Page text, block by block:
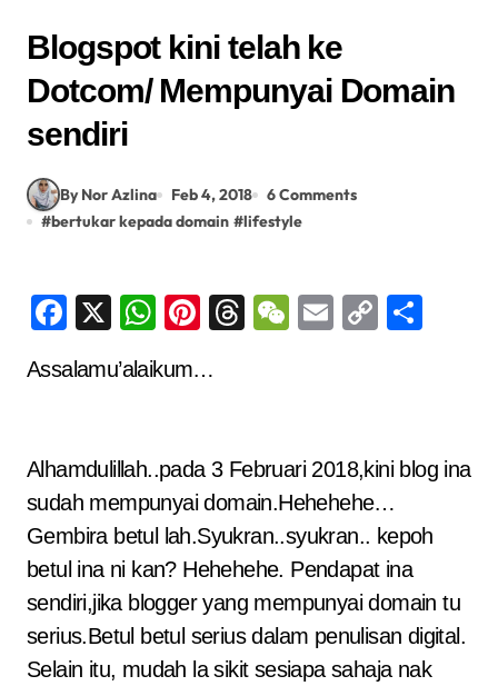
Blogspot kini telah ke
Dotcom/ Mempunyai Domain
sendiri
By Nor Azlina Feb 4, 2018
6 Comments
#bertukar kepada domain #lifestyle
Facebook
X WhatsApp
Pinterest
Threads
WeChat
EmailCopy
Assalamu’alaikum…
Alhamdulillah..pada 3 Februari 2018,kini blog ina
sudah mempunyai domain.Hehehehe…
Gembira betul lah.Syukran..syukran.. kepoh
betul ina ni kan? Hehehehe. Pendapat ina
sendiri,jika blogger yang mempunyai domain tu
serius.Betul betul serius dalam penulisan digital.
Selain itu, mudah la sikit sesiapa sahaja nak